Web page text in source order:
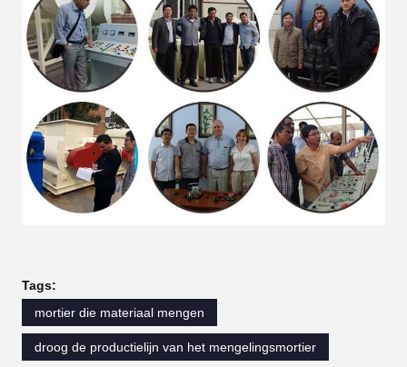
Tags:
mortier die materiaal mengen
droog de productielijn van het mengelingsmortier